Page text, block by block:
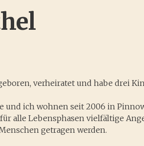
verheiratet und habe drei
und ich wohnen seit 2006 in
alle Lebensphasen vielfältige
getragen werden.